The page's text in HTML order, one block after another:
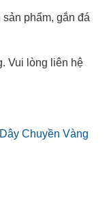
phẩm, gắn đá
Vui lòng liên hệ
Chuyền Vàng